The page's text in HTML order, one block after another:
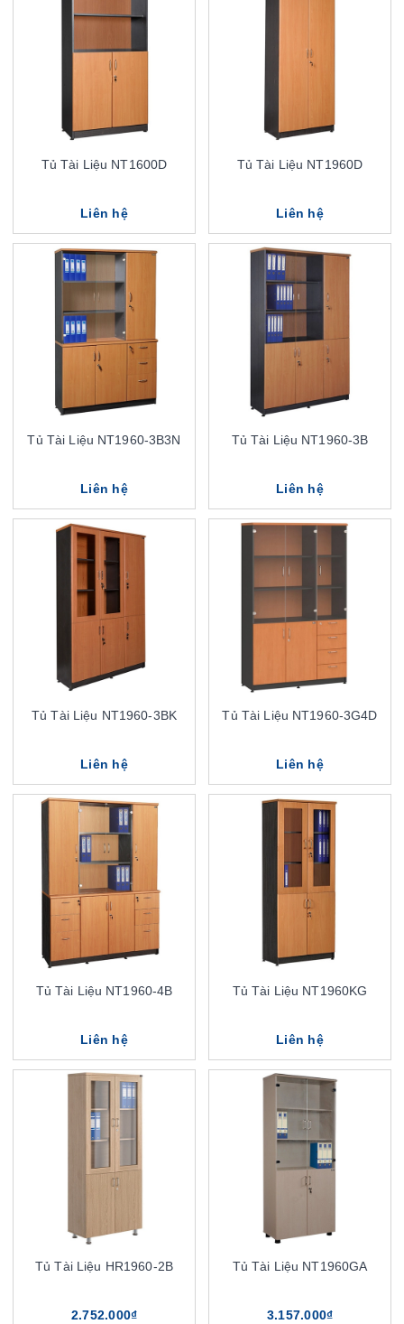
Tủ Tài Liệu NT1600D
Liên hệ
Tủ Tài Liệu NT1960D
Liên hệ
Tủ Tài Liệu NT1960-3B3N
Liên hệ
Tủ Tài Liệu NT1960-3B
Liên hệ
Tủ Tài Liệu NT1960-3BK
Liên hệ
Tủ Tài Liệu NT1960-3G4D
Liên hệ
Tủ Tài Liệu NT1960-4B
Liên hệ
Tủ Tài Liệu NT1960KG
Liên hệ
Tủ Tài Liệu HR1960-2B
2.752.000₫
Tủ Tài Liệu NT1960GA
3.157.000₫